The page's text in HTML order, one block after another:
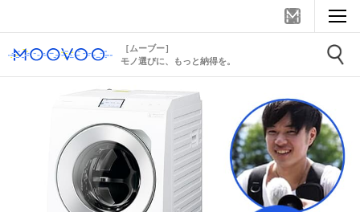
［ムーブー］
モノ選びに、もっと納得を。